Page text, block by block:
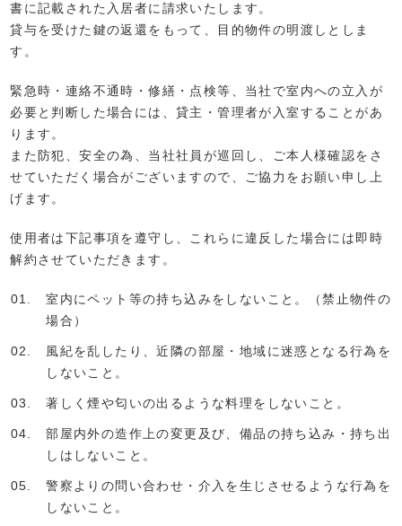
書に記載された入居者に請求いたします。
貸与を受けた鍵の返還をもって、目的物件の明渡しとしま
す。
緊急時・連絡不通時・修繕・点検等、当社で室内への立入が
必要と判断した場合には、貸主・管理者が入室することがあ
ります。
また防犯、安全の為、当社社員が巡回し、ご本人様確認をさ
せていただく場合がございますので、ご協力をお願い申し上
げます。
使用者は下記事項を遵守し、これらに違反した場合には即時
解約させていただきます。
室内にペット等の持ち込みをしないこと。（禁止物件の
場合）
風紀を乱したり、近隣の部屋・地域に迷惑となる行為を
しないこと。
著しく煙や匂いの出るような料理をしないこと。
部屋内外の造作上の変更及び、備品の持ち込み・持ち出
しはしないこと。
警察よりの問い合わせ・介入を生じさせるような行為を
しないこと。